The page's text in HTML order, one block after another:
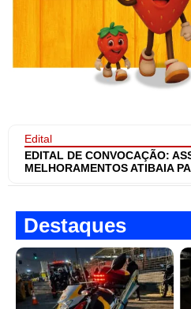
Edital
EDITAL DE CONVOCAÇÃO:
MELHORAMENTOS ATIBAIA
Destaques